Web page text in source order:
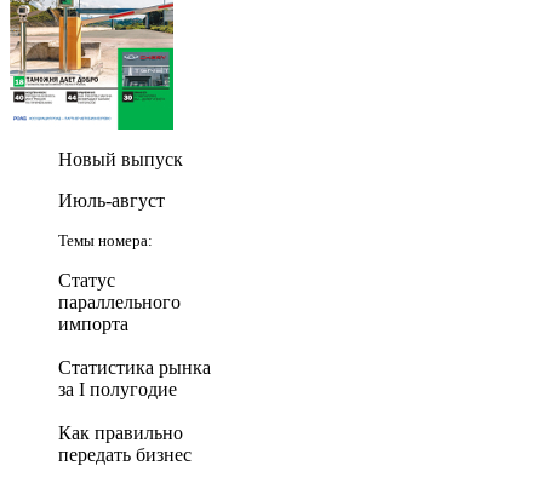
Новый выпуск
Июль-август
Темы номера:
Статус
параллельного
импорта
Статистика рынка
за I полугодие
Как правильно
передать бизнес